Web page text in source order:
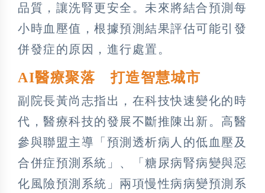
品質，讓洗腎更安全。未來將結合預測每
小時血壓值，根據預測結果評估可能引發
併發症的原因，進行處置。
AI醫療聚落 打造智慧城市
副院長黃尚志指出，在科技快速變化的時
代，醫療科技的發展不斷推陳出新。高醫
參與聯盟主導「預測透析病人的低血壓及
合併症預測系統」、「糖尿病腎病變與惡
化風險預測系統」兩項慢性病病變預測系